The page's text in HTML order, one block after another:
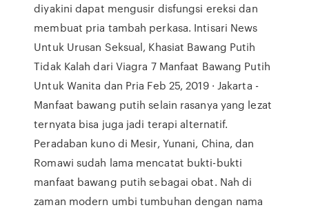
diyakini dapat mengusir disfungsi ereksi dan
membuat pria tambah perkasa. Intisari News
Untuk Urusan Seksual, Khasiat Bawang Putih
Tidak Kalah dari Viagra 7 Manfaat Bawang Putih
Untuk Wanita dan Pria Feb 25, 2019 · Jakarta -
Manfaat bawang putih selain rasanya yang lezat
ternyata bisa juga jadi terapi alternatif.
Peradaban kuno di Mesir, Yunani, China, dan
Romawi sudah lama mencatat bukti-bukti
manfaat bawang putih sebagai obat. Nah di
zaman modern umbi tumbuhan dengan nama